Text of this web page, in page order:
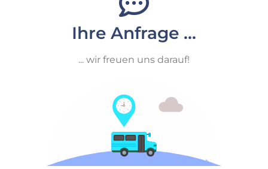
Ihre Anfrage ...
... wir freuen uns darauf!